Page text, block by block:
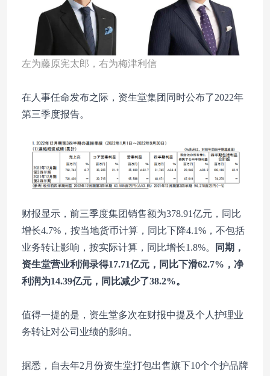
左为藤原宪太郎，右为梅津利信
在人事任命发布之际，资生堂集团同时公布了2022年
第三季度报告。
财报显示，前三季度集团销售额为378.91亿元，同比
增长4.7%，按当地货币计算，同比下降4.1%，不包括
业务转让影响，按实际计算，同比增长1.8%。
同期，
资生堂营业利润录得17.71亿元，同比下滑62.7%，净
利润为14.39亿元，同比减少了38.2%。
值得一提的是，资生堂多次在财报中提及个人护理业
务转让对公司业绩的影响。
据悉，自去年2月份资生堂打包出售旗下10个个护品牌